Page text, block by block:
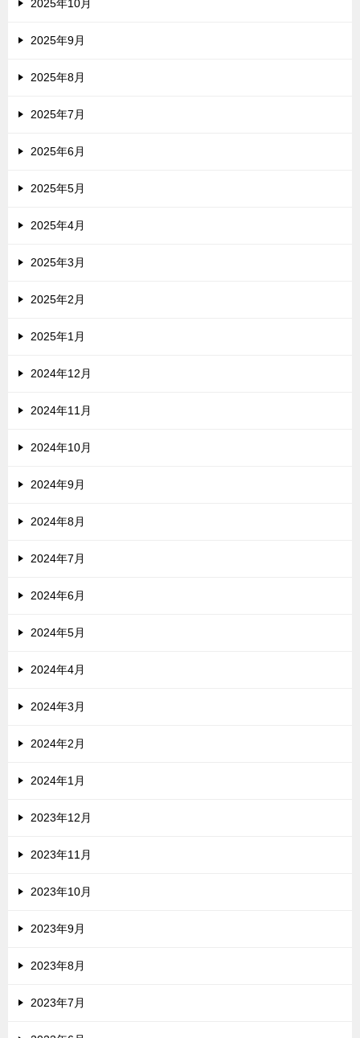
2025年10月
2025年9月
2025年8月
2025年7月
2025年6月
2025年5月
2025年4月
2025年3月
2025年2月
2025年1月
2024年12月
2024年11月
2024年10月
2024年9月
2024年8月
2024年7月
2024年6月
2024年5月
2024年4月
2024年3月
2024年2月
2024年1月
2023年12月
2023年11月
2023年10月
2023年9月
2023年8月
2023年7月